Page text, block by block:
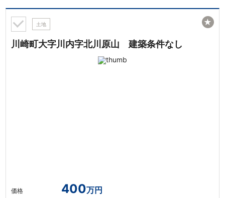
土地
川崎町大字川内字北川原山 建築条件なし
価格 400万円
★